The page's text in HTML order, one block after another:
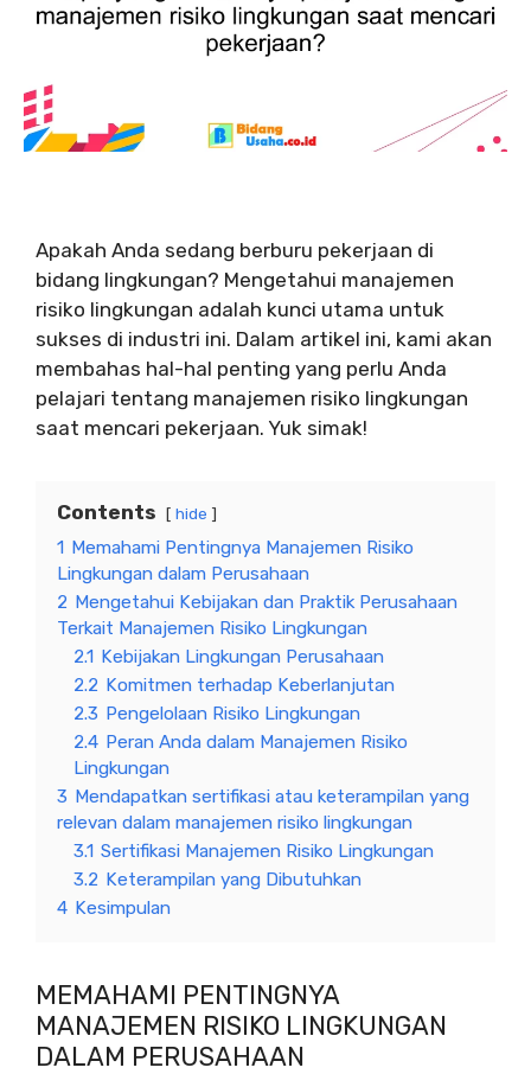
Apakah Anda sedang berburu pekerjaan di
bidang lingkungan? Mengetahui manajemen
risiko lingkungan adalah kunci utama untuk
sukses di industri ini. Dalam artikel ini, kami akan
membahas hal-hal penting yang perlu Anda
pelajari tentang manajemen risiko lingkungan
saat mencari pekerjaan. Yuk simak!
Contents hide
1 Memahami Pentingnya Manajemen Risiko
Lingkungan dalam Perusahaan
2 Mengetahui Kebijakan dan Praktik Perusahaan
Terkait Manajemen Risiko Lingkungan
2.1 Kebijakan Lingkungan Perusahaan
2.2 Komitmen terhadap Keberlanjutan
2.3 Pengelolaan Risiko Lingkungan
2.4 Peran Anda dalam Manajemen Risiko
Lingkungan
3 Mendapatkan sertifikasi atau keterampilan yang
relevan dalam manajemen risiko lingkungan
3.1 Sertifikasi Manajemen Risiko Lingkungan
3.2 Keterampilan yang Dibutuhkan
4 Kesimpulan
MEMAHAMI PENTINGNYA
MANAJEMEN RISIKO LINGKUNGAN
DALAM PERUSAHAAN